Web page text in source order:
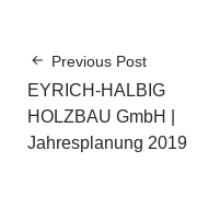
Previous Post
EYRICH-HALBIG
HOLZBAU GmbH |
Jahresplanung 2019